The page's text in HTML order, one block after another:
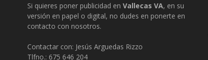
Si quieres poner publicidad en Vallecas VA, en su
versión en papel o digital, no dudes en ponerte en
contacto con nosotros.
Contactar con: Jesús Arguedas Rizzo
Tlfno.: 675 646 204